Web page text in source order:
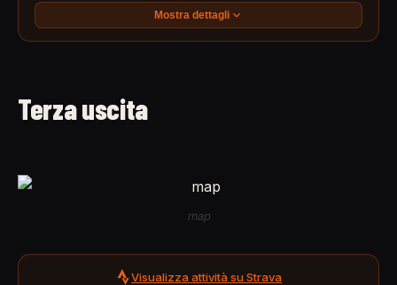
Mostra dettagli
Terza uscita
map
Visualizza attività su Strava